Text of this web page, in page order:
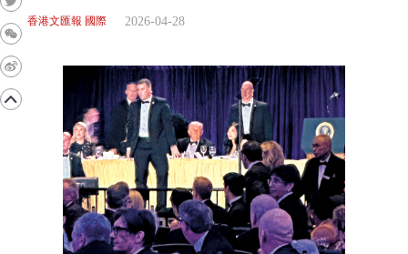
香港文匯報 國際 2026-04-28